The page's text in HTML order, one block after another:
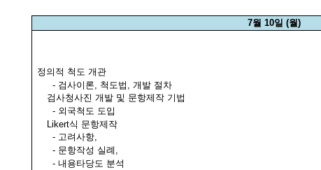
7월 10일 (월)
정의적 척도 개관
- 검사이론 척도법
개발 절차
검사청사진 개발 및 문항제작 기법
- 외국척도 도입
Likert식 문항제작
- 고려사항,
- 문항작성 실례
- 내용타당도 분석